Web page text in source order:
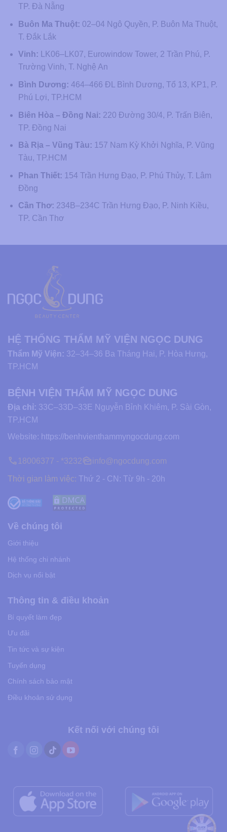
TP. Đà Nẵng
Buôn Ma Thuột: 02–04 Ngô Quyền, P. Buôn Ma Thuột,
T. Đắk Lắk
Vinh: LK06–LK07, Eurowindow Tower, 2 Trần Phú, P.
Trường Vinh, T. Nghệ An
Bình Dương: 464–466 ĐL Bình Dương, Tổ 13, KP1, P.
Phú Lợi, TP.HCM
Biên Hòa – Đồng Nai: 220 Đường 30/4, P. Trấn Biên,
TP. Đồng Nai
Bà Rịa – Vũng Tàu: 157 Nam Kỳ Khởi Nghĩa, P. Vũng
Tàu, TP.HCM
Phan Thiết: 154 Trần Hưng Đạo, P. Phú Thủy, T. Lâm
Đồng
Cần Thơ: 234B–234C Trần Hưng Đạo, P. Ninh Kiều,
TP. Cần Thơ
HỆ THỐNG THẨM MỸ VIỆN NGỌC DUNG
Thẩm Mỹ Viện: 32–34–36 Ba Tháng Hai, P. Hòa Hưng,
TP.HCM
BỆNH VIỆN THẨM MỸ NGỌC DUNG
Địa chỉ: 33C–33D–33E Nguyễn Bỉnh Khiêm, P. Sài Gòn,
TP.HCM
Website: https://benhvienthammyngocdung.com
18006377 - *3232 info@ngocdung.com
Thời gian làm việc: Thứ 2 - CN: Từ 9h - 20h
Về chúng tôi
Giới thiệu
Hệ thống chi nhánh
Dịch vụ nổi bật
Thông tin & điều khoản
Bí quyết làm đẹp
Ưu đãi
Tin tức và sự kiện
Tuyển dụng
Chính sách bảo mật
Điều khoản sử dụng
Kết nối với chúng tôi